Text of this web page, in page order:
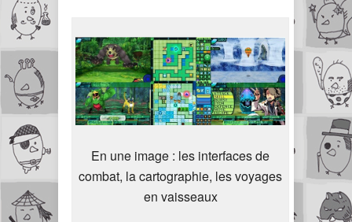
En une image : les interfaces de
combat, la cartographie, les voyages
en vaisseaux